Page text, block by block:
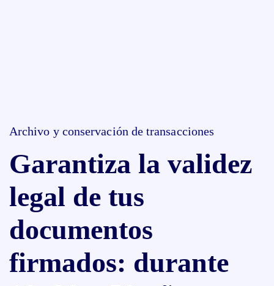
Archivo y conservación de transacciones
Garantiza la validez
legal de tus
documentos
firmados: durante